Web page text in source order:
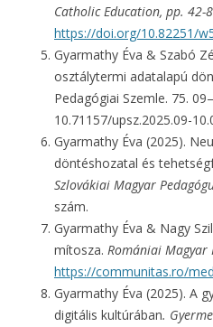
Catholic Education, pp. 42-
https://doi.org/10.82251/
Gyarmathy Éva & Szabó
osztálytermi adatalapú
Pedagógiai Szemle. 75.
10.71157/upsz.2025.09-
Gyarmathy Éva (2025).
döntéshozatal és
Szlovákiai Magyar
szám.
Gyarmathy Éva & Nagy
mítosza. Romániai Magyar
https://communitas.ro/
Gyarmathy Éva (2025). A
digitális kultúrában.